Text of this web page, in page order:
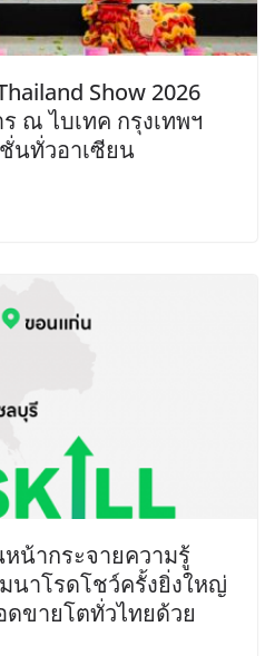
Show 2026
ณ ไบเทค กรุงเทพฯ
นทั่วอาเซียน
หน้ากระจายความรู้
นาโรดโชว์ครั้งยิ่งใหญ่
อดขายโตทั่วไทยด้วย